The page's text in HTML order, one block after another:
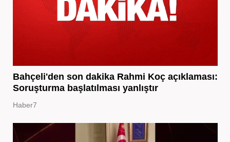
Bahçeli'den son dakika Rahmi Koç açıklaması:
Soruşturma başlatılması yanlıştır
Haber7